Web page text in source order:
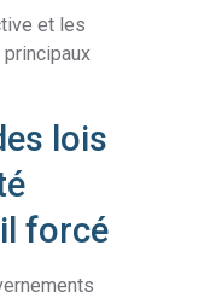
et les
lois
forcé